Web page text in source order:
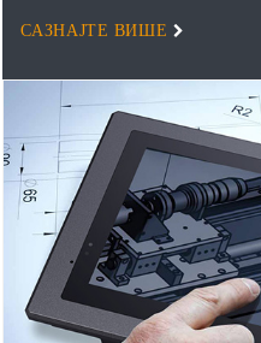
САЗНАЈТЕ ВИШЕ